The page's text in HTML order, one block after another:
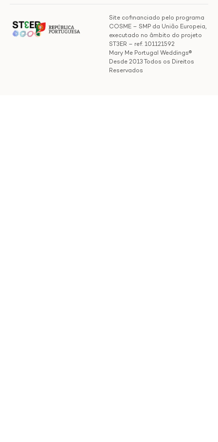
Site cofinanciado pelo programa
COSME – SMP da União Europeia,
executado no âmbito do projeto
ST3ER – ref. 101121592
Mary Me Portugal Weddings®
Desde 2013 Todos os Direitos
Reservados